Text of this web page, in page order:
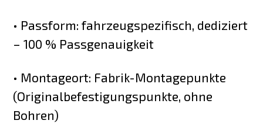
• Passform: fahrzeugspezifisch, dediziert
– 100 % Passgenauigkeit
• Montageort: Fabrik-Montagepunkte
(Originalbefestigungspunkte, ohne
Bohren)